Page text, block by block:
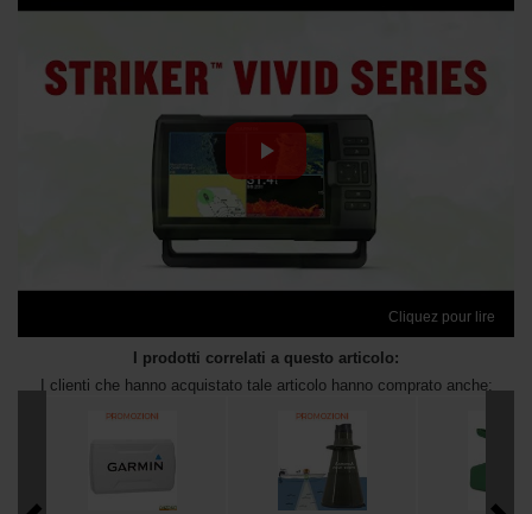
Cliquez pour lire
I prodotti correlati a questo articolo:
I clienti che hanno acquistato tale articolo hanno comprato anche: